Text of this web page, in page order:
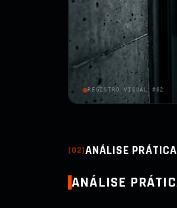
REGISTRO VISUAL #02
[02]ANÁLISE
ANÁLISE